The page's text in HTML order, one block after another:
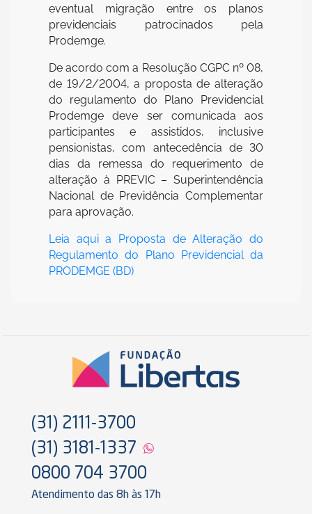
eventual migração entre os planos
previdenciais patrocinados pela
Prodemge.
De acordo com a Resolução CGPC nº 08,
de 19/2/2004, a proposta de alteração
do regulamento do Plano Previdencial
Prodemge deve ser comunicada aos
participantes e assistidos, inclusive
pensionistas, com antecedência de 30
dias da remessa do requerimento de
alteração à PREVIC – Superintendência
Nacional de Previdência Complementar
para aprovação.
Leia aqui a Proposta de Alteração do
Regulamento do Plano Previdencial da
PRODEMGE (BD)
(31) 2111-3700
(31) 3181-1337
0800 704 3700
Atendimento das 8h às 17h